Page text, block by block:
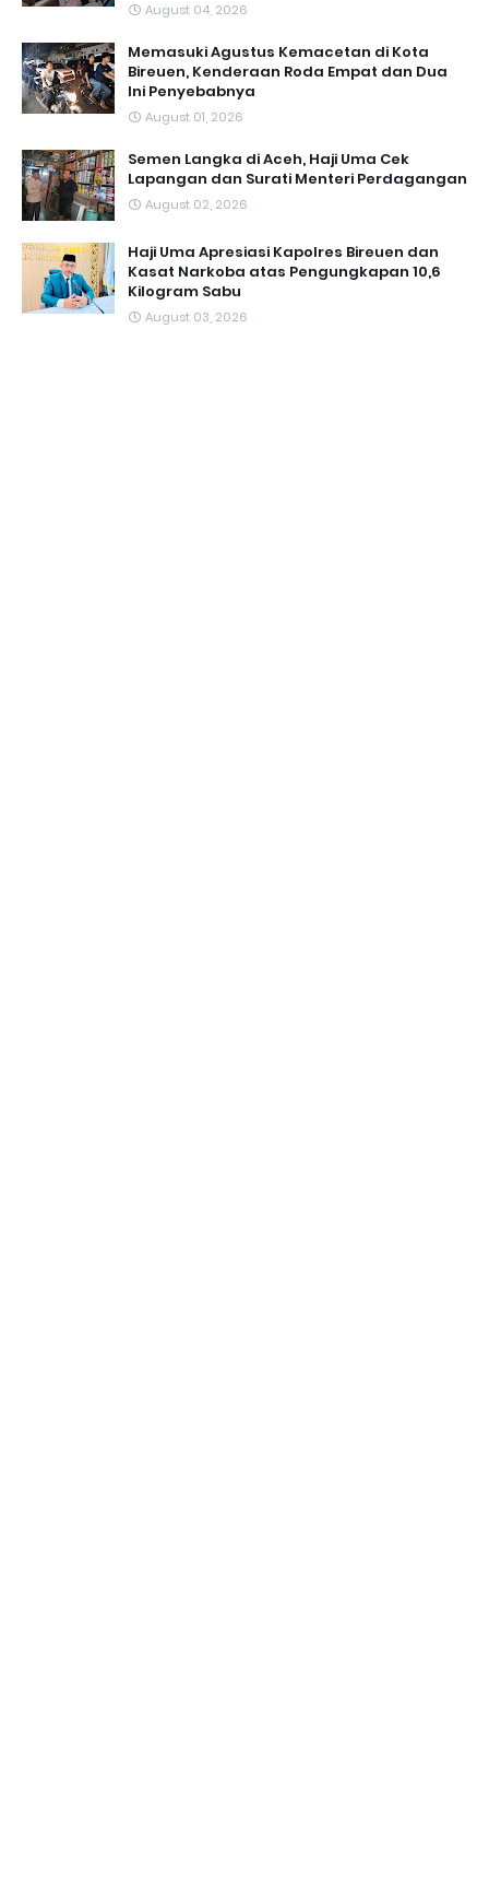
August 04, 2026
Memasuki Agustus Kemacetan di Kota
Bireuen, Kenderaan Roda Empat dan Dua
Ini Penyebabnya
August 01, 2026
Semen Langka di Aceh, Haji Uma Cek
Lapangan dan Surati Menteri Perdagangan
August 02, 2026
Haji Uma Apresiasi Kapolres Bireuen dan
Kasat Narkoba atas Pengungkapan 10,6
Kilogram Sabu
August 03, 2026